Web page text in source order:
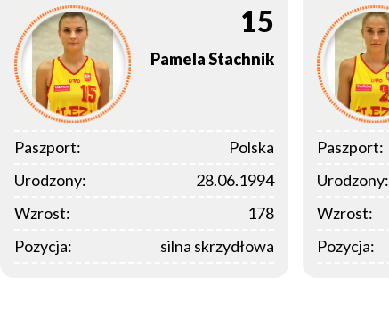
15
PamelaStachnik
Paszport:
Polska
Urodzony:
28.06.1994
Wzrost:
178
Pozycja:
silna skrzydłowa
Paszport:
Urodzony:
Wzrost:
Pozycja: